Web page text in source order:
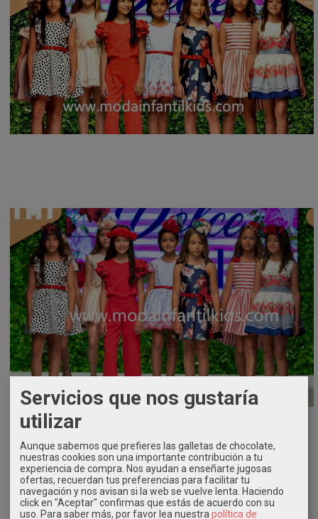
Próximamente toda la Colección Primavera-Verano 2020 Dolce
Petit y Dolce Aela disponible enKids Moda Infantil
modainfantilkids.com
Desde Kids Moda Infantil os facilitamos el poder comprar
Servicios que nos gustaría
utilizar
Aunque sabemos que prefieres las galletas de chocolate,
nuestras cookies son una importante contribución a tu
experiencia de compra. Nos ayudan a enseñarte jugosas
ofertas, recuerdan tus preferencias para facilitar tu
navegación y nos avisan si la web se vuelve lenta. Haciendo
click en "Aceptar" confirmas que estás de acuerdo con su
uso. Para saber más, por favor lea nuestra política de